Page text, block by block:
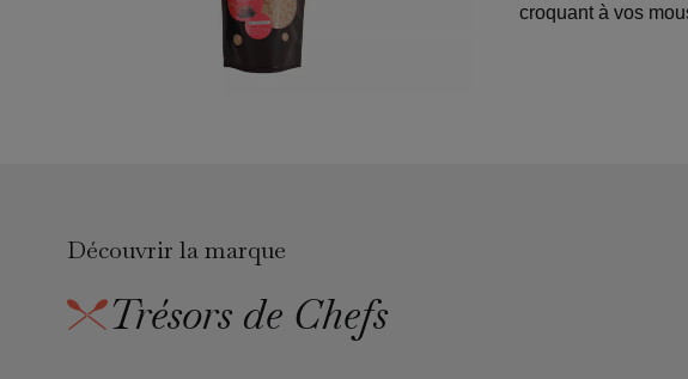
croquant à vos
Découvrir la marque
Trésors de Chefs